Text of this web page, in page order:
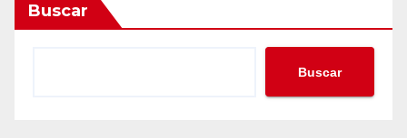
Buscar
Buscar